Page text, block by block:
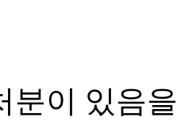
분이 있음